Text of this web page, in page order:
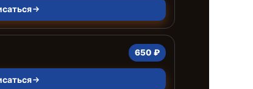
650 ₽